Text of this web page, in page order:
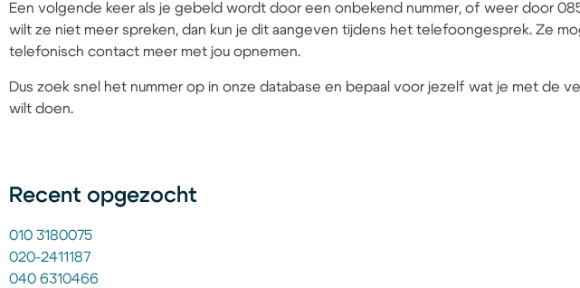
Een volgende keer als je gebeld wordt door een onbekend nummer, of weer door
wilt ze niet meer spreken, dan kun je dit aangeven tijdens het telefoongesprek. Ze
telefonisch contact meer met jou opnemen.
Dus zoek snel het nummer op in onze database en bepaal voor jezelf wat je met de
wilt doen.
Recent opgezocht
010 3180075
020-2411187
040 6310466